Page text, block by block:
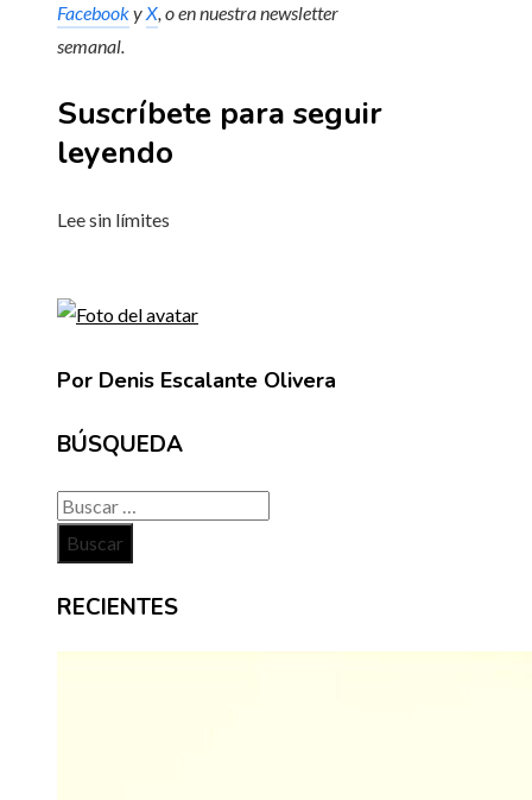
FacebookyX, o ennuestra newsletter
semanal.
Suscríbete para seguir
leyendo
Lee sin límites
Por Denis Escalante Olivera
BÚSQUEDA
Buscar:
RECIENTES